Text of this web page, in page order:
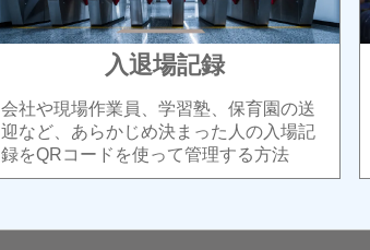
入退場記録
会社や現場作業員、学習塾、保育園の送
迎など、あらかじめ決まった人の入場記
録をQRコードを使って管理する方法